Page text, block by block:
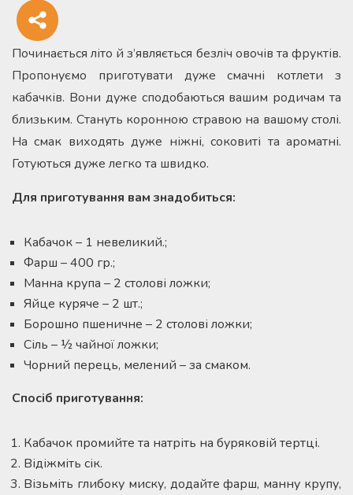
Починається літо й з’являється безліч овочів та фруктів.
Пропонуємо приготувати дуже смачні котлети з
кабачків. Вони дуже сподобаються вашим родичам та
близьким. Стануть коронною стравою на вашому столі.
На смак виходять дуже ніжні, соковиті та ароматні.
Готуються дуже легко та швидко.
Для приготування вам знадобиться:
Кабачок – 1 невеликий.;
Фарш – 400 гр.;
Манна крупа – 2 столові ложки;
Яйце куряче – 2 шт.;
Борошно пшеничне – 2 столові ложки;
Сіль – ½ чайної ложки;
Чорний перець, мелений – за смаком.
Спосіб приготування:
Кабачок промийте та натріть на буряковій тертці.
Відіжміть сік.
Візьміть глибоку миску, додайте фарш, манну крупу,